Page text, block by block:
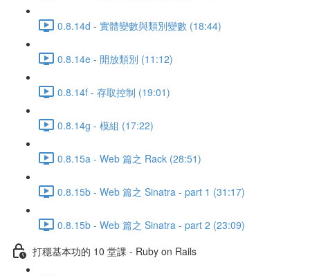
0.8.14d - 實體變數與類別變數 (18:44)
0.8.14e - 開放類別 (11:12)
0.8.14f - 存取控制 (19:01)
0.8.14g - 模組 (17:22)
0.8.15a - Web 篇之 Rack (28:51)
0.8.15b - Web 篇之 Sinatra - part 1 (31:17)
0.8.15b - Web 篇之 Sinatra - part 2 (23:09)
打穩基本功的 10 堂課 - Ruby on Rails